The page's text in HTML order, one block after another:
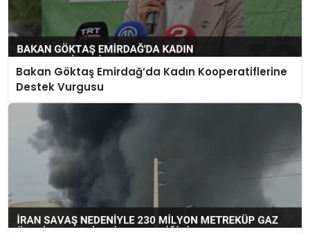
Bakan Göktaş Emirdağ’da Kadın Kooperatiflerine
Destek Vurgusu